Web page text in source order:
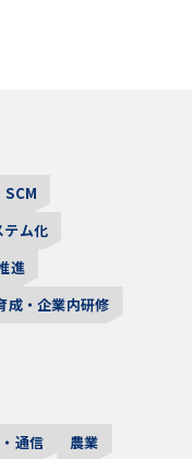
SCM
テム化
進
成・企業内研修
通信
農業